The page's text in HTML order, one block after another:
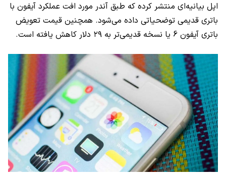
اپل بیانیه‌ای منتشر کرده که طبق آندر مورد افت عملکرد آیفون با
باتری قدیمی توضحیاتی داده می‌شود. همچنین قیمت تعویض
باتری آیفون 6 یا نسخه قدیمی‌تر به ۲۹ دلار کاهش یافته است.